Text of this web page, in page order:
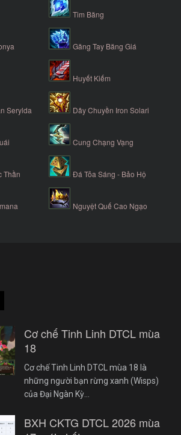
Tim Băng
Găng Tay Băng Giá
Huyết Kiếm
Serylda Dây Chuyền Iron Solari
Cung Chạng Vạng
Thần Đá Tỏa Sáng - Bảo Hộ
Nguyệt Quế Cao Ngạo
Cơ chế Tinh Linh DTCL mùa
18
Cơ chế Tinh Linh DTCL mùa 18 là
những người bạn rừng xanh (Wisps)
của Đại Ngàn Kỳ…
BXH CKTG DTCL 2026 mùa